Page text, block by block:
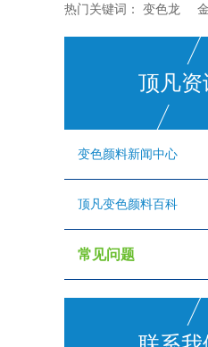
热门关键词： 变色龙
顶凡资
变色颜料新闻中心
顶凡变色颜料百科
常见问题